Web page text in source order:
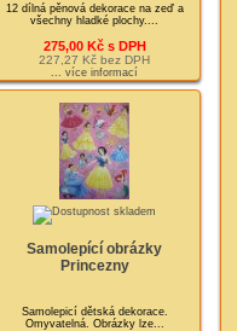
12 dílná pěnová dekorace na zeď a
všechny hladké plochy....
275,00 Kč s DPH
227,27 Kč bez DPH
... více informací
Samolepící obrázky
Princezny
Samolepicí dětská dekorace.
Omyvatelná. Obrázky lze...